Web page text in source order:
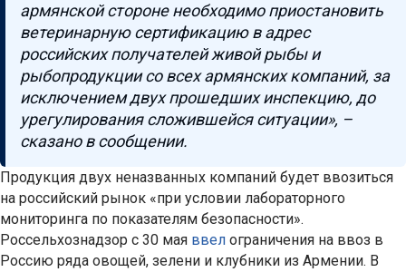
армянской стороне необходимо приостановить
ветеринарную сертификацию в адрес
российских получателей живой рыбы и
рыбопродукции со всех армянских компаний, за
исключением двух прошедших инспекцию, до
урегулирования сложившейся ситуации», –
сказано в сообщении.
Продукция двух неназванных компаний будет ввозиться
на российский рынок «при условии лабораторного
мониторинга по показателям безопасности».
Россельхознадзор с 30 мая ввел ограничения на ввоз в
Россию ряда овощей, зелени и клубники из Армении. В